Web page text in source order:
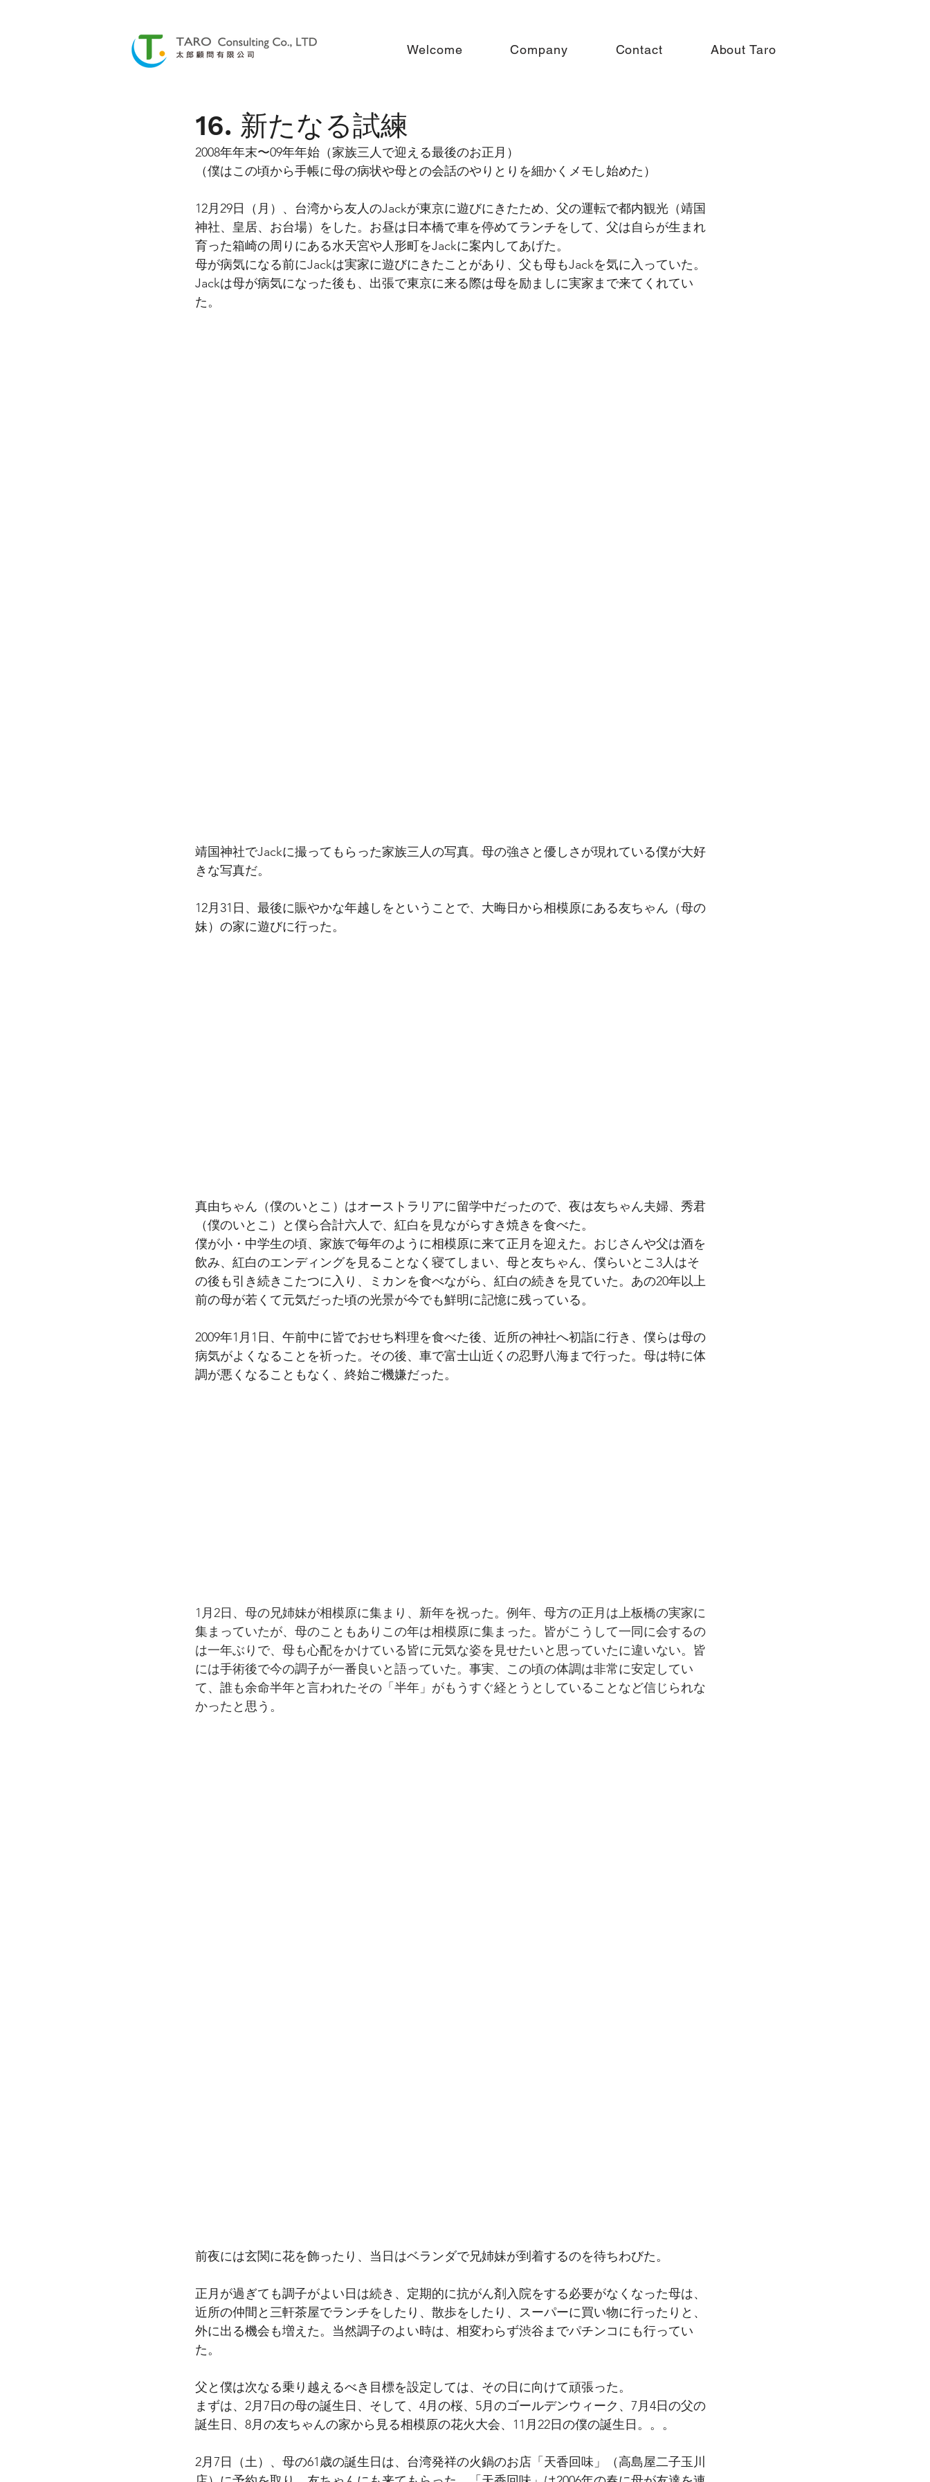
Welcome Company Contact About Taro
16. 新たなる試練
2008年年末〜09年年始（家族三人で迎える最後のお正月）
（僕はこの頃から手帳に母の病状や母との会話のやりとりを細かくメモし始めた）
12月29日（月）、台湾から友人のJackが東京に遊びにきたため、父の運転で都内観光（靖国
神社、皇居、お台場）をした。お昼は日本橋で車を停めてランチをして、父は自らが生まれ
育った箱崎の周りにある水天宮や人形町をJackに案内してあげた。
母が病気になる前にJackは実家に遊びにきたことがあり、父も母もJackを気に入っていた。
Jackは母が病気になった後も、出張で東京に来る際は母を励ましに実家まで来てくれてい
た。
靖国神社でJackに撮ってもらった家族三人の写真。母の強さと優しさが現れている僕が大好
きな写真だ。
12月31日、最後に賑やかな年越しをということで、大晦日から相模原にある友ちゃん（母の
妹）の家に遊びに行った。
真由ちゃん（僕のいとこ）はオーストラリアに留学中だったので、夜は友ちゃん夫婦、秀君
（僕のいとこ）と僕ら合計六人で、紅白を見ながらすき焼きを食べた。
僕が小・中学生の頃、家族で毎年のように相模原に来て正月を迎えた。おじさんや父は酒を
飲み、紅白のエンディングを見ることなく寝てしまい、母と友ちゃん、僕らいとこ3人はそ
の後も引き続きこたつに入り、ミカンを食べながら、紅白の続きを見ていた。あの20年以上
前の母が若くて元気だった頃の光景が今でも鮮明に記憶に残っている。
2009年1月1日、午前中に皆でおせち料理を食べた後、近所の神社へ初詣に行き、僕らは母の
病気がよくなることを祈った。その後、車で富士山近くの忍野八海まで行った。母は特に体
調が悪くなることもなく、終始ご機嫌だった。
1月2日、母の兄姉妹が相模原に集まり、新年を祝った。例年、母方の正月は上板橋の実家に
集まっていたが、母のこともありこの年は相模原に集まった。皆がこうして一同に会するの
は一年ぶりで、母も心配をかけている皆に元気な姿を見せたいと思っていたに違いない。皆
には手術後で今の調子が一番良いと語っていた。事実、この頃の体調は非常に安定してい
て、誰も余命半年と言われたその「半年」がもうすぐ経とうとしていることなど信じられな
かったと思う。
前夜には玄関に花を飾ったり、当日はベランダで兄姉妹が到着するのを待ちわびた。
正月が過ぎても調子がよい日は続き、定期的に抗がん剤入院をする必要がなくなった母は、
近所の仲間と三軒茶屋でランチをしたり、散歩をしたり、スーパーに買い物に行ったりと、
外に出る機会も増えた。当然調子のよい時は、相変わらず渋谷までパチンコにも行ってい
た。
父と僕は次なる乗り越えるべき目標を設定しては、その日に向けて頑張った。
まずは、2月7日の母の誕生日、そして、4月の桜、5月のゴールデンウィーク、7月4日の父の
誕生日、8月の友ちゃんの家から見る相模原の花火大会、11月22日の僕の誕生日。。。
2月7日（土）、母の61歳の誕生日は、台湾発祥の火鍋のお店「天香回味」（高島屋二子玉川